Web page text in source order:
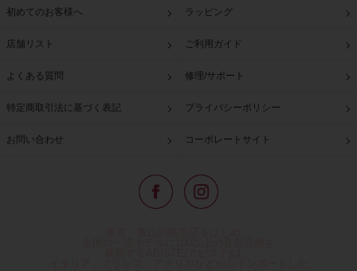
初めてのお客様へ ラッピング
店舗リスト ご利用ガイド
よくある質問 修理/サポート
特定商取引法に基づく表記 プライバシーポリシー
お問い合わせ コーポレートサイト